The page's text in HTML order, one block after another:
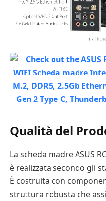
Qualità del
La scheda madre ASUS
è realizzata secondo gli
È costruita con
struttura robusta che